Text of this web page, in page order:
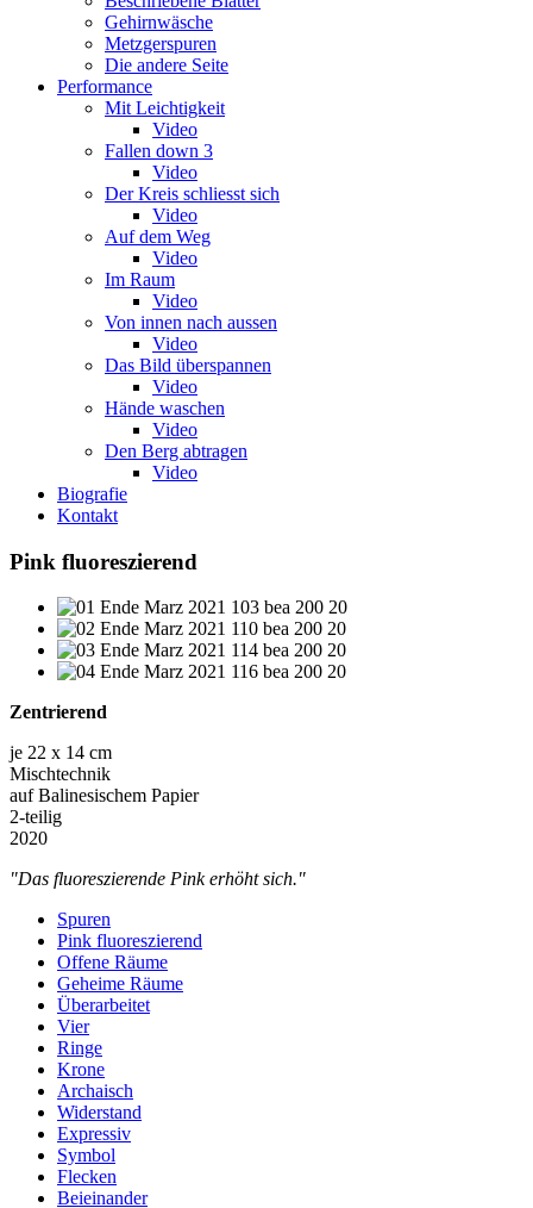
Gehirnwäsche
Metzgerspuren
Die andere Seite
Performance
Mit Leichtigkeit
Video
Fallen down 3
Video
Der Kreis schliesst sich
Video
Auf dem Weg
Video
Im Raum
Video
Von innen nach aussen
Video
Das Bild überspannen
Video
Hände waschen
Video
Den Berg abtragen
Video
Biografie
Kontakt
Pink fluoreszierend
Zentrierend
je 22 x 14 cm
Mischtechnik
auf Balinesischem Papier
2-teilig
2020
"Das fluoreszierende Pink erhöht sich."
Spuren
Pink fluoreszierend
Offene Räume
Geheime Räume
Überarbeitet
Vier
Ringe
Krone
Archaisch
Widerstand
Expressiv
Symbol
Flecken
Beieinander